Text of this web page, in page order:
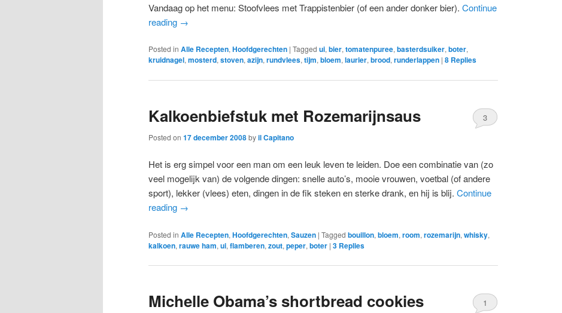
Vandaag op het menu: Stoofvlees met Trappistenbier (of een ander donker bier). Continue
reading →
Posted in Alle Recepten, Hoofdgerechten | Tagged ui, bier, tomatenpuree, basterdsuiker, boter,
kruidnagel, mosterd, stoven, azijn, rundvlees, tijm, bloem, laurier, brood, runderlappen | 8 Replies
Kalkoenbiefstuk met Rozemarijnsaus
Posted on 17 december 2008byil Capitano
3
Het is erg simpel voor een man om een leuk leven te leiden. Doe een combinatie van (zo
veel mogelijk van) de volgende dingen: snelle auto’s, mooie vrouwen, voetbal (of andere
sport), lekker (vlees) eten, dingen in de fik steken en sterke drank, en hij is blij. Continue
reading →
Posted in Alle Recepten, Hoofdgerechten, Sauzen | Tagged bouillon, bloem, room, rozemarijn, whisky,
kalkoen, rauwe ham, ui, flamberen, zout, peper, boter | 3 Replies
Michelle Obama’s shortbread cookies 1